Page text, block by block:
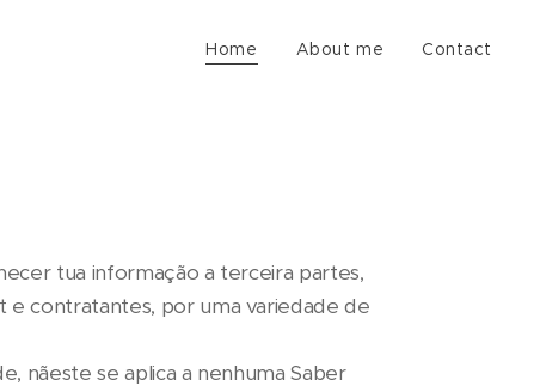
Home About me Contact
tua informação a terceira partes,
contratantes, por uma variedade de
nãeste se aplica a nenhuma Saber